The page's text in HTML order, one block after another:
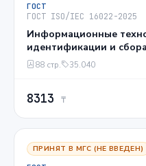
ГОСТ
ГОСТ ISO/IEC 16022-2025
Информационные
идентификации и
штрихового кода Data
88 стр. 35.040
8313 ₸
ПРИНЯТ В МГС (НЕ ВВЕДЕН)